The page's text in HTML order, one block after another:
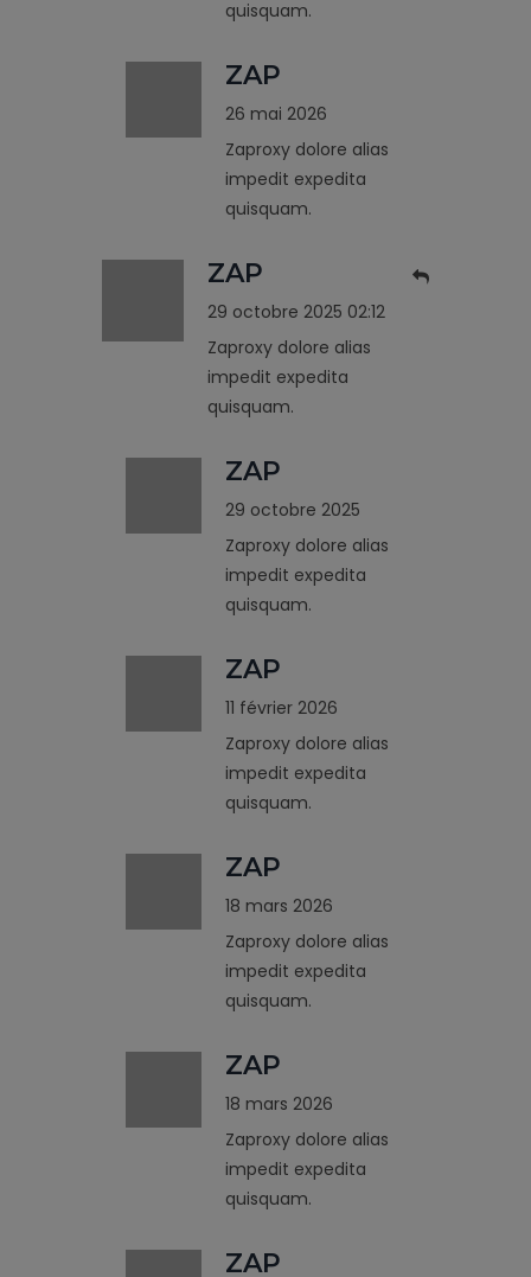
quisquam.
ZAP
26 mai 2026
Zaproxy dolore alias
impedit expedita
quisquam.
ZAP
29 octobre 2025 02:12
Zaproxy dolore alias
impedit expedita
quisquam.
ZAP
29 octobre 2025
Zaproxy dolore alias
impedit expedita
quisquam.
ZAP
11 février 2026
Zaproxy dolore alias
impedit expedita
quisquam.
ZAP
18 mars 2026
Zaproxy dolore alias
impedit expedita
quisquam.
ZAP
18 mars 2026
Zaproxy dolore alias
impedit expedita
quisquam.
ZAP